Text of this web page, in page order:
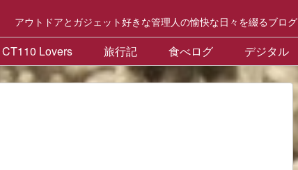
アウトドアとガジェット好きな管理人の愉快な日々を綴るブログ
CT110 Lovers 旅行記 食べログ デジタル